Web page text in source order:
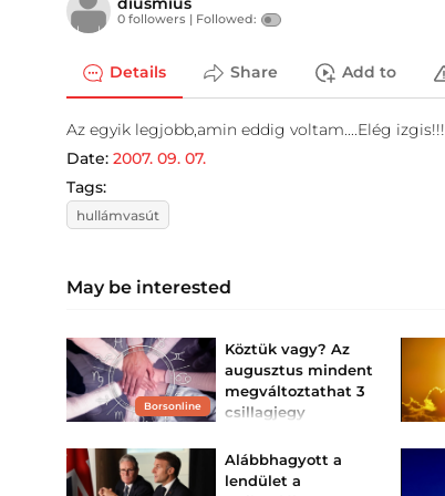
0 followers | Followed:
Details Share Add to
Az egyik legjobb,amin eddig voltam....Elég izgis!!!
Date: 2007. 09. 07.
Tags:
hullámvasút
May be interested
Borsonline
Köztük vagy? Az
augusztus mindent
megváltoztathat 3
csillagjegy
Három csillagjegyre
igazán szerencsés időszak
vár.
Alábbhagyott a
lendület a